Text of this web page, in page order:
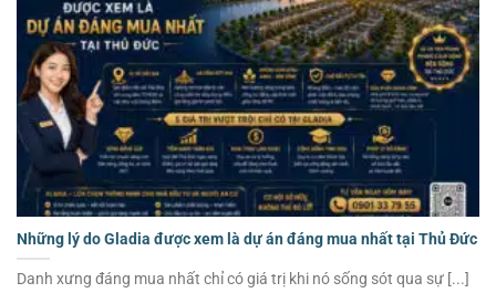
Những lý do Gladia được xem là dự án đáng mua nhất tại Thủ Đức
Danh xưng đáng mua nhất chỉ có giá trị khi nó sống sót qua sự [...]